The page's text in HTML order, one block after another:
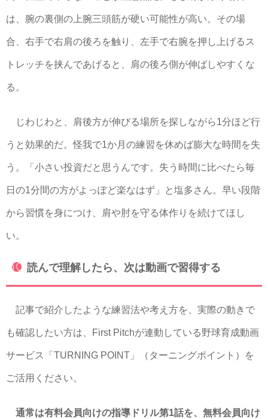
は、腕の裏側の上腕三頭筋が硬い可能性が高い。その場
合、右手で右肩の後ろを触り、左手で右腕を押し上げるス
トレッチを挟んであげると、肩の後ろ側が伸ばしやすくな
る。
じわじわと、肩後方が伸びる場所を探しながら1分ほど行
うと効果的だ。怪我で1か月の練習を休めば膨大な時間を失
う。「小さい投資だと思うんです。失う時間に比べたら毎
日の1分間の方がよっぽど楽なはず」と塩多さん。早い段階
から習慣を身につけ、肩や肘を守る体作りを続けてほし
い。
読んで理解したら、次は動画で習得する
記事で紹介したような練習法や考え方を、実際の動きで
も確認したい方は、First Pitchが連動している野球育成動画
サービス「TURNING POINT」（ターニングポイント）を
ご活用ください。
通常は有料会員向けの指導ドリル第1話を、無料会員向け